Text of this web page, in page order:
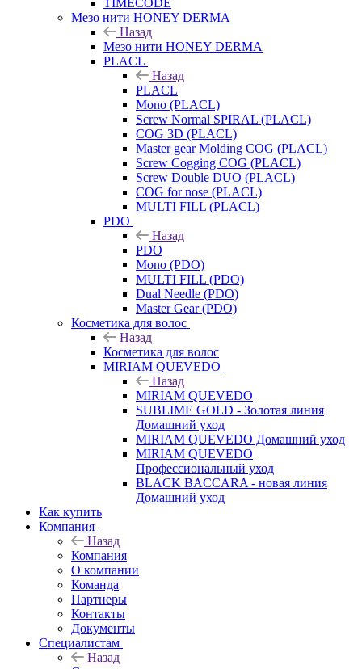
TIMECODE
Мезо нити HONEY DERMA
Назад
Мезо нити HONEY DERMA
PLACL
Назад
PLACL
Mono (PLACL)
Screw Normal SPIRAL (PLACL)
COG 3D (PLACL)
Master gear Molding COG (PLACL)
Screw Cogging COG (PLACL)
Screw Double DUO (PLACL)
COG for nose (PLACL)
MULTI FILL (PLACL)
PDO
Назад
PDO
Mono (PDO)
MULTI FILL (PDO)
Dual Needle (PDO)
Master Gear (PDO)
Косметика для волос
Назад
Косметика для волос
MIRIAM QUEVEDO
Назад
MIRIAM QUEVEDO
SUBLIME GOLD - Золотая линия
Домашний уход
MIRIAM QUEVEDO Домашний уход
MIRIAM QUEVEDO
Профессиональный уход
BLACK BACCARA - новая линия
Домашний уход
Как купить
Компания
Назад
Компания
О компании
Команда
Партнеры
Контакты
Документы
Специалистам
Назад